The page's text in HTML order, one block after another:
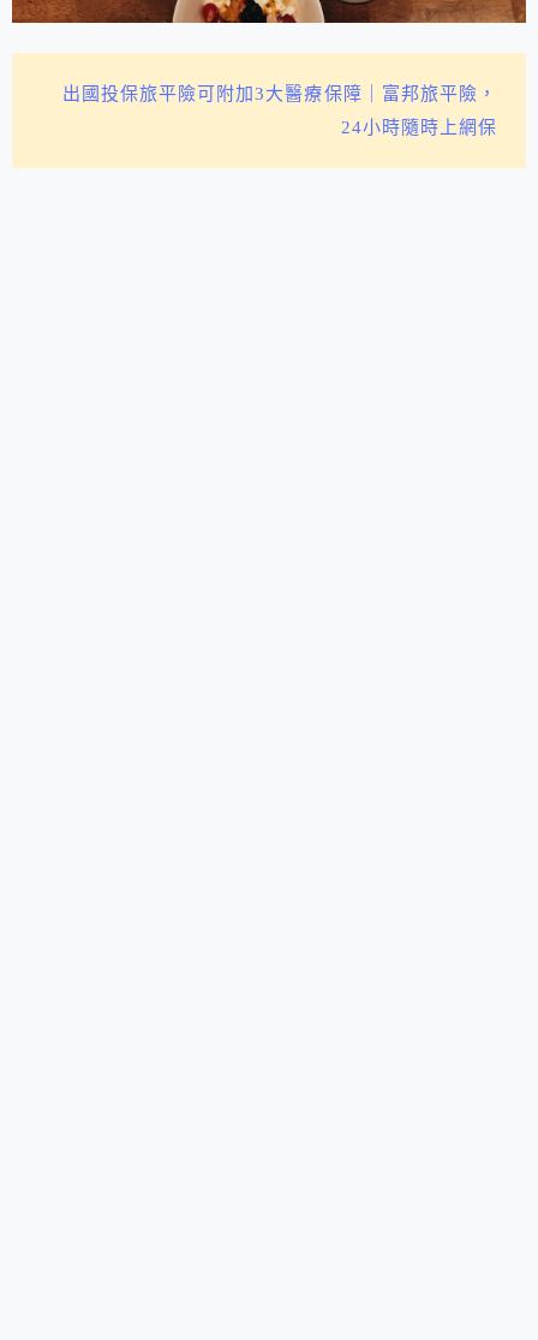
出國投保旅平險可附加3大醫療保障｜富邦旅平險，
24小時隨時上網保